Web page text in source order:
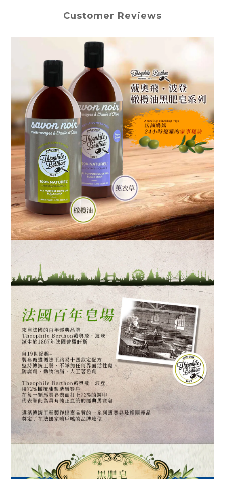
Customer Reviews